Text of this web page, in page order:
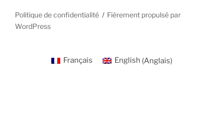
Politique de confidentialité
Fièrement propulsé par
WordPress
Français English (Anglais)